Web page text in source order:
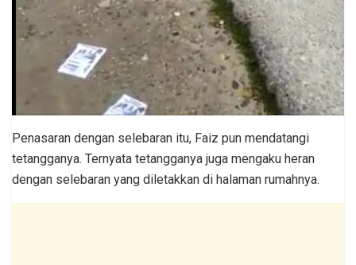
Penasaran dengan selebaran itu, Faiz pun mendatangi
tetangganya. Ternyata tetangganya juga mengaku heran
dengan selebaran yang diletakkan di halaman rumahnya.